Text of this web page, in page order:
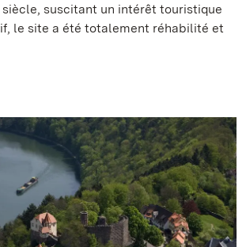
siècle, suscitant un intérêt touristique
le site a été totalement réhabilité et